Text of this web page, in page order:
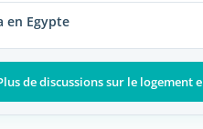
en Egypte
de discussions sur le logement